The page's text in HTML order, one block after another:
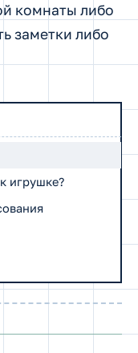
комнаты либо
заметки либо
игрушке?